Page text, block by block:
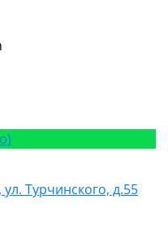
Турчинского, д.55